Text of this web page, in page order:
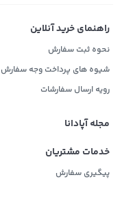
راهنمای خرید آنلاین
نحوه ثبت سفارش
شیوه های پرداخت وجه سفارش
رویه ارسال سفارشات
مجله آپادانا
خدمات مشتریان
پیگیری سفارش